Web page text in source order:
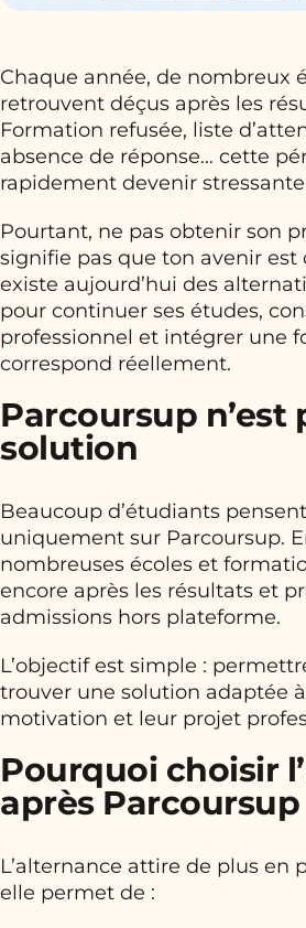
Chaque année, de nombreux
retrouvent déçus après les
Formation refusée, liste
absence de réponse… cette
rapidement devenir
Pourtant, ne pas obtenir son
signifie pas que ton avenir est
existe aujourd’hui des
pour continuer ses études,
professionnel et intégrer une
correspond réellement.
Parcoursup n’est
solution
Beaucoup d’étudiants
uniquement sur Parcoursup.
nombreuses écoles et
encore après les résultats et
admissions hors plateforme.
L’objectif est simple :
trouver une solution adaptée
motivation et leur projet
Pourquoi choisir
après Parcoursup
L’alternance attire de plus en
elle permet de :